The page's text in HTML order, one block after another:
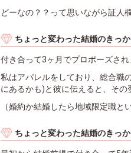
どーなの？？って思いながら証人
ちょっと変わった結婚のきっ
付き合って3ヶ月でプロポーズされ
私はアパレルをしており、総合職
にあるかも)と彼に伝えると、その
（婚約か結婚したら地域限定職と
ちょっと変わった結婚のきっ